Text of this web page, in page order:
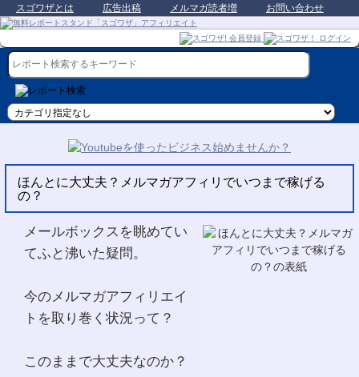
スゴワザとは 広告出稿 メルマガ読者増 お問い合わせ
ほんとに大丈夫？メルマガアフィリでいつまで稼げる
の？
メールボックスを眺めてい
てふと沸いた疑問。
今のメルマガアフィリエイ
トを取り巻く状況って？
このままで大丈夫なのか？